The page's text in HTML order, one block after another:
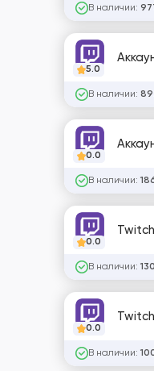
В наличии:
5.0
В наличии:
0.0
В наличии:
0.0
В наличии:
0.0
В наличии: